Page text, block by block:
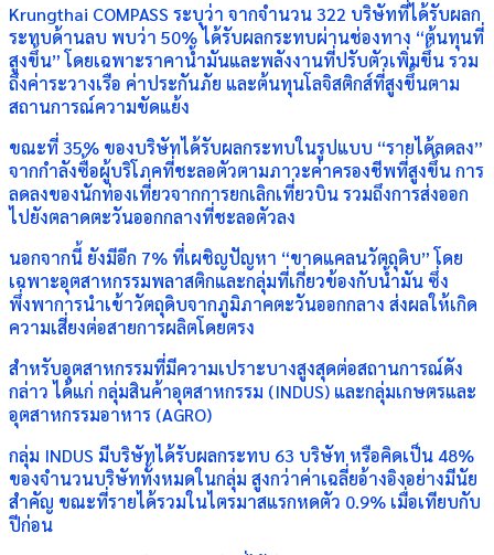
Krungthai COMPASS ระบุว่า จากจำนวน 322 บริษัทที่ได้รับผลก
ระทบด้านลบ พบว่า 50% ได้รับผลกระทบผ่านช่องทาง “ต้นทุนที่
สูงขึ้น” โดยเฉพาะราคาน้ำมันและพลังงานที่ปรับตัวเพิ่มขึ้น รวม
ถึงค่าระวางเรือ ค่าประกันภัย และต้นทุนโลจิสติกส์ที่สูงขึ้นตาม
สถานการณ์ความขัดแย้ง
ขณะที่ 35% ของบริษัทได้รับผลกระทบในรูปแบบ “รายได้ลดลง”
จากกำลังซื้อผู้บริโภคที่ชะลอตัวตามภาวะค่าครองชีพที่สูงขึ้น การ
ลดลงของนักท่องเที่ยวจากการยกเลิกเที่ยวบิน รวมถึงการส่งออก
ไปยังตลาดตะวันออกกลางที่ชะลอตัวลง
นอกจากนี้ ยังมีอีก 7% ที่เผชิญปัญหา “ขาดแคลนวัตถุดิบ” โดย
เฉพาะอุตสาหกรรมพลาสติกและกลุ่มที่เกี่ยวข้องกับน้ำมัน ซึ่ง
พึ่งพาการนำเข้าวัตถุดิบจากภูมิภาคตะวันออกกลาง ส่งผลให้เกิด
ความเสี่ยงต่อสายการผลิตโดยตรง
สำหรับอุตสาหกรรมที่มีความเปราะบางสูงสุดต่อสถานการณ์ดัง
กล่าว ได้แก่ กลุ่มสินค้าอุตสาหกรรม (INDUS) และกลุ่มเกษตรและ
อุตสาหกรรมอาหาร (AGRO)
กลุ่ม INDUS มีบริษัทได้รับผลกระทบ 63 บริษัท หรือคิดเป็น 48%
ของจำนวนบริษัททั้งหมดในกลุ่ม สูงกว่าค่าเฉลี่ยอ้างอิงอย่างมีนัย
สำคัญ ขณะที่รายได้รวมในไตรมาสแรกหดตัว 0.9% เมื่อเทียบกับ
ปีก่อน